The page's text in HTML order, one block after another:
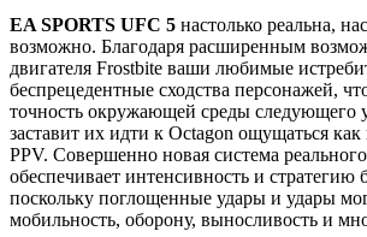
EA SPORTS UFC 5 настолько реальна,
возможно. Благодаря расширенным
двигателя Frostbite ваши любимые
беспрецедентные сходства персонажей,
точность окружающей среды следующего
заставит их идти к Octagon ощущаться как
PPV. Совершенно новая система
обеспечивает интенсивность и стратегию
поскольку поглощенные удары и удары
мобильность, оборону, выносливость и